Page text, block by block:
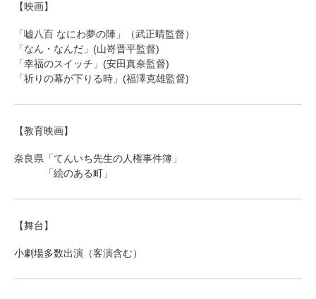
【映画】
「嘘八百 なにわ夢の陣」（武正晴監督）
「なん・なんだ」(山嵜晋平監督)
「幸福のスイッチ」(安田真奈監督)
「祈りの幕が下りる時」(福澤克雄監督)
【教育映画】
奈良県「てんいち先生の人権事件簿」
「絵のある町」
【舞台】
小劇場多数出演（客演含む）